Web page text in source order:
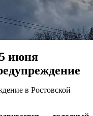
июня
в Ростовской